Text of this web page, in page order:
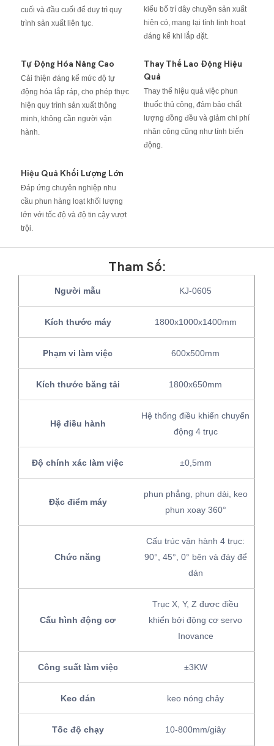
cuối và đầu cuối để duy trì quy
trình sản xuất liên tục.
kiểu bố trí dây chuyền sản xuất
hiện có, mang lại tính linh hoạt
đáng kể khi lắp đặt.
Tự Động Hóa Nâng Cao
Cải thiện đáng kể mức độ tự
động hóa lắp ráp, cho phép thực
hiện quy trình sản xuất thông
minh, không cần người vận
hành.
Thay Thế Lao Động Hiệu
Quả
Thay thế hiệu quả việc phun
thuốc thủ công, đảm bảo chất
lượng đồng đều và giảm chi phí
nhân công cũng như tính biến
động.
Hiệu Quả Khối Lượng Lớn
Đáp ứng chuyên nghiệp nhu
cầu phun hàng loạt khối lượng
lớn với tốc độ và độ tin cậy vượt
trội.
Tham Số:
Người mẫu KJ-0605
Kích thước máy 1800x1000x1400mm
Phạm vi làm việc 600x500mm
Kích thước băng tải 1800x650mm
Hệ điều hành
Hệ thống điều khiển chuyển
động 4 trục
Độ chính xác làm việc ±0,5mm
Đặc điểm máy
phun phẳng, phun dải, keo
phun xoay 360°
Chức năng
Cấu trúc vận hành 4 trục:
90°, 45°, 0° bên và đáy để
dán
Cấu hình động cơ
Trục X, Y, Z được điều
khiển bởi động cơ servo
Inovance
Công suất làm việc ±3KW
Keo dán keo nóng chảy
Tốc độ chạy 10-800mm/giây